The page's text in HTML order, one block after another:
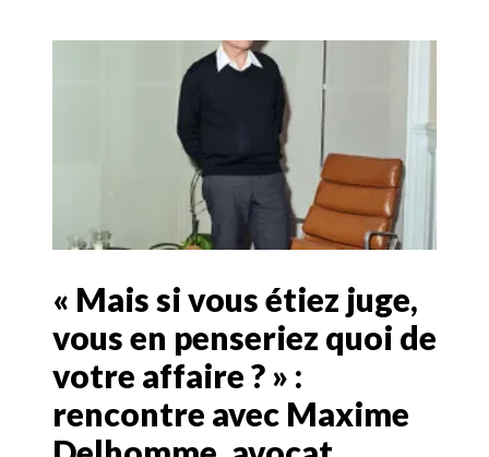
« Mais si vous étiez juge,
vous en penseriez quoi de
votre affaire ? » :
rencontre avec Maxime